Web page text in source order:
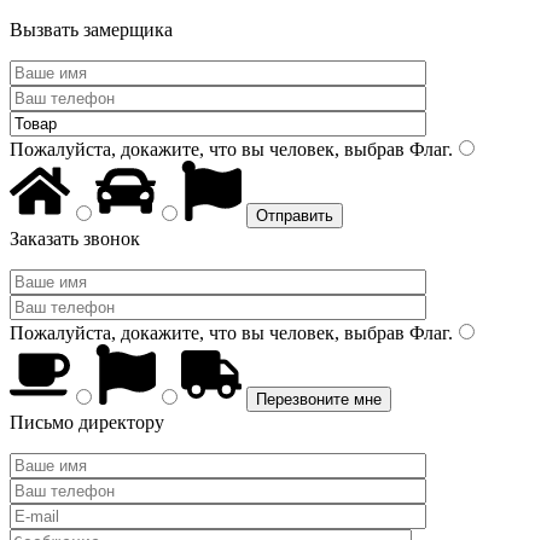
Вызвать замерщика
Пожалуйста, докажите, что вы человек, выбрав Флаг.
Заказать звонок
Пожалуйста, докажите, что вы человек, выбрав Флаг.
Письмо директору